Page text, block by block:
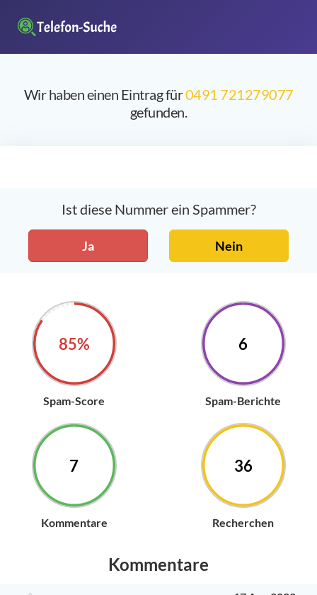
Wir haben einen Eintrag für0491 721279077
gefunden.
Ist diese Nummer ein Spammer?
Ja Nein
85%
Spam-Score
6
Spam-Berichte
7
Kommentare
36
Recherchen
Kommentare